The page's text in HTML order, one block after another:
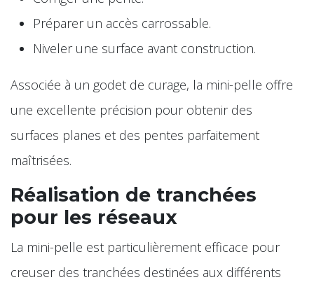
Préparer un accès carrossable.
Niveler une surface avant construction.
Associée à un godet de curage, la mini-pelle offre
une excellente précision pour obtenir des
surfaces planes et des pentes parfaitement
maîtrisées.
Réalisation de tranchées
pour les réseaux
La mini-pelle est particulièrement efficace pour
creuser des tranchées destinées aux différents